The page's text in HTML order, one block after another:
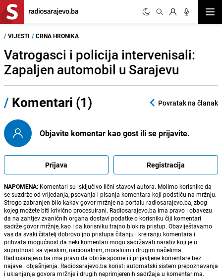
/ VIJESTI / CRNA HRONIKA
Vatrogasci i policija intervenisali:
Zapaljen automobil u Sarajevu
/ Komentari (1) Povratak na članak
Objavite komentar kao gost ili se prijavite.
Prijava Registracija
NAPOMENA: Komentari su isključivo lični stavovi autora. Molimo korisnike da
se suzdrže od vrijeđanja, psovanja i pisanja komentara koji podstiču na mržnju.
Strogo zabranjen bilo kakav govor mržnje na portalu radiosarajevo.ba, zbog
kojeg možete biti krivično procesuirani. Radiosarajevo.ba ima pravo i obavezu
da na zahtjev zvaničnih organa dostavi podatke o korisniku čiji komentari
sadrže govor mržnje, kao i da korisniku trajno blokira pristup. Obaviještavamo
vas da svaki čitatelj dobrovoljno pristupa čitanju i kreiranju komentara i
prihvata mogućnost da neki komentari mogu sadržavati narativ koji je u
suprotnosti sa vjerskim, nacionalnim, moralnim i drugim načelima.
Radiosarajevo.ba ima pravo da obriše sporne ili prijavljene komentare bez
najave i objašnjenja. Radiosarajevo.ba koristi automatski sistem prepoznavanja
i uklanjanja govora mržnje i drugih neprimjerenih sadržaja u komentarima.